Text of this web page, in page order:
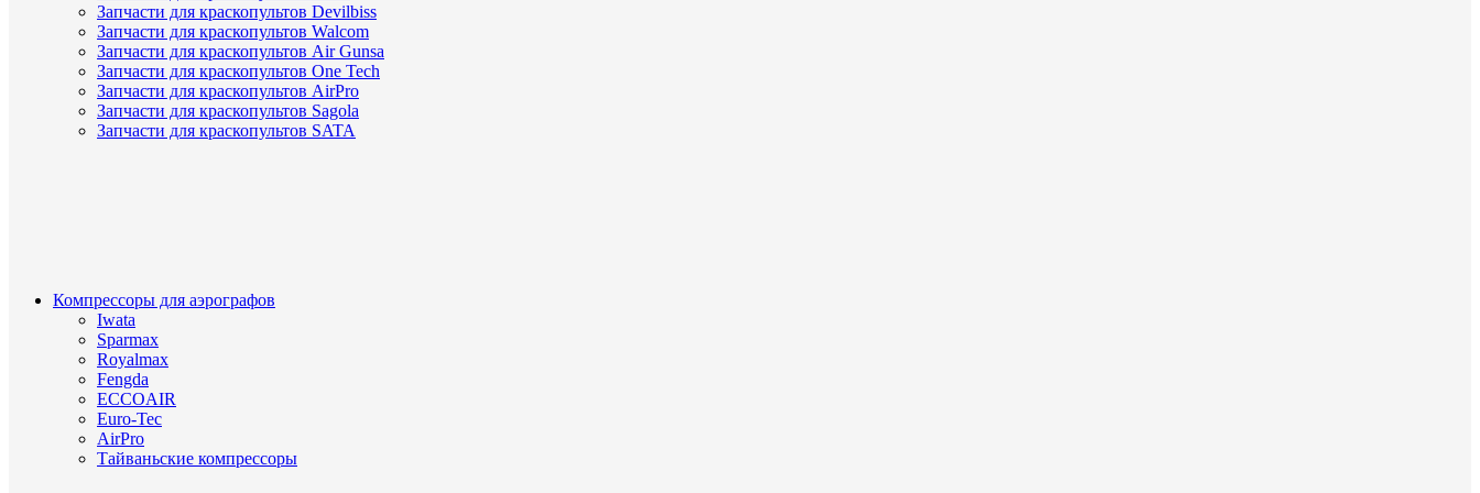
Запчасти для краскопультов Devilbiss
Запчасти для краскопультов Walcom
Запчасти для краскопультов Air Gunsa
Запчасти для краскопультов One Tech
Запчасти для краскопультов AirPro
Запчасти для краскопультов Sagola
Запчасти для краскопультов SATA
Компрессоры для аэрографов
Iwata
Sparmax
Royalmax
Fengda
ECCOAIR
Euro-Tec
AirPro
Тайваньские компрессоры